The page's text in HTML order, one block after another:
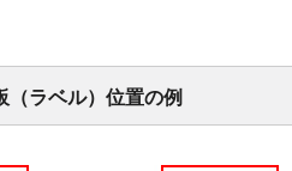
（ラベル）位置の例